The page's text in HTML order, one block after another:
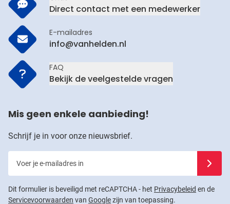
Direct contact met een medewerker
E-mailadres
info@vanhelden.nl
FAQ
Bekijk de veelgestelde vragen
Mis geen enkele aanbieding!
Schrijf je in voor onze nieuwsbrief.
Dit formulier is beveiligd met reCAPTCHA - het Privacybeleid en de
Servicevoorwaarden van Googlezijn van toepassing.